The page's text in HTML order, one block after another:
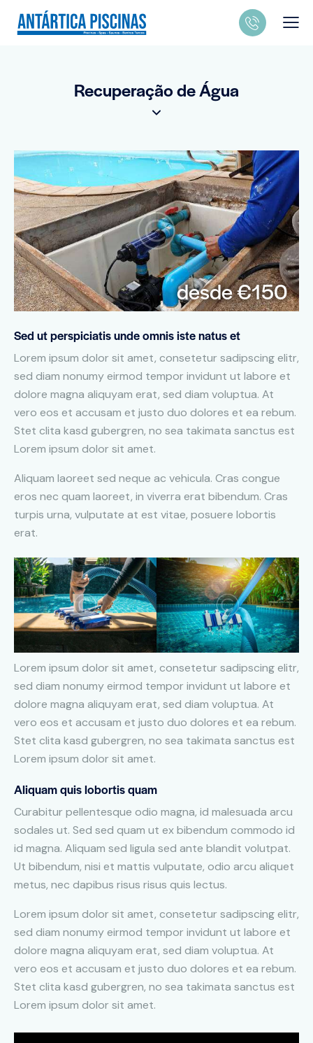
Recuperação de Água
desde €150
Sed ut perspiciatis unde omnis iste natus et
Lorem ipsum dolor sit amet, consetetur sadipscing elitr,
sed diam nonumy eirmod tempor invidunt ut labore et
dolore magna aliquyam erat, sed diam voluptua. At
vero eos et accusam et justo duo dolores et ea rebum.
Stet clita kasd gubergren, no sea takimata sanctus est
Lorem ipsum dolor sit amet.
Aliquam laoreet sed neque ac vehicula. Cras congue
eros nec quam laoreet, in viverra erat bibendum. Cras
turpis urna, vulputate at est vitae, posuere lobortis
erat.
Lorem ipsum dolor sit amet, consetetur sadipscing elitr,
sed diam nonumy eirmod tempor invidunt ut labore et
dolore magna aliquyam erat, sed diam voluptua. At
vero eos et accusam et justo duo dolores et ea rebum.
Stet clita kasd gubergren, no sea takimata sanctus est
Lorem ipsum dolor sit amet.
Aliquam quis lobortis quam
Curabitur pellentesque odio magna, id malesuada arcu
sodales ut. Sed sed quam ut ex bibendum commodo id
id magna. Aliquam sed ligula sed ante blandit volutpat.
Ut bibendum, nisi et mattis vulputate, odio arcu aliquet
metus, nec dapibus risus risus quis lectus.
Lorem ipsum dolor sit amet, consetetur sadipscing elitr,
sed diam nonumy eirmod tempor invidunt ut labore et
dolore magna aliquyam erat, sed diam voluptua. At
vero eos et accusam et justo duo dolores et ea rebum.
Stet clita kasd gubergren, no sea takimata sanctus est
Lorem ipsum dolor sit amet.